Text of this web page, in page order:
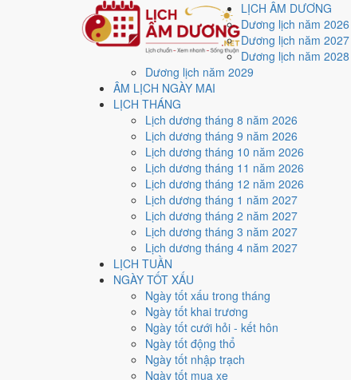
LỊCH ÂM DƯƠNG
Dương lịch năm 2026
Dương lịch năm 2027
Dương lịch năm 2028
Dương lịch năm 2029
ÂM LỊCH NGÀY MAI
LỊCH THÁNG
Lịch dương tháng 8 năm 2026
Lịch dương tháng 9 năm 2026
Lịch dương tháng 10 năm 2026
Lịch dương tháng 11 năm 2026
Lịch dương tháng 12 năm 2026
Lịch dương tháng 1 năm 2027
Lịch dương tháng 2 năm 2027
Lịch dương tháng 3 năm 2027
Lịch dương tháng 4 năm 2027
LỊCH TUẦN
NGÀY TỐT XẤU
Ngày tốt xấu trong tháng
Ngày tốt khai trương
Ngày tốt cưới hỏi - kết hôn
Ngày tốt động thổ
Ngày tốt nhập trạch
Ngày tốt mua xe
Trang chủ
Lịch năm 1977
Lịch âm dương năm
Nguyễn Minh An·Cập nhật: 30/07/2026
1977 (Đinh Tỵ), Tết Nguyên đán vào18/2/1977
Đinh Tỵ 1977 có Thiên Can Đinh hành Hỏa, Địa
86 ngày đạt mức Tốt trở lên, dồn nhiều
Tết Nguyên đán rơi vào 18/2/1977
lễ giải đầu năm.
Ngày tốt trở lên
Ngày bình thường